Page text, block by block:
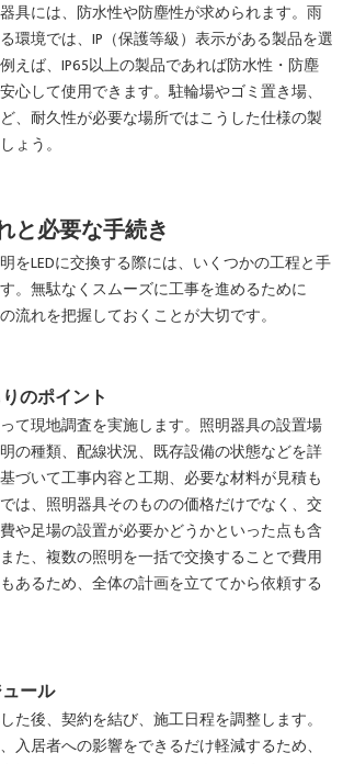
具には、防水性や防塵性が求められます。雨
環境では、IP（保護等級）表示がある製品を選
えば、IP65以上の製品であれば防水性・防塵
心して使用できます。駐輪場やゴミ置き場、
、耐久性が必要な場所ではこうした仕様の製
ょう。
と必要な手続き
をLEDに交換する際には、いくつかの工程と手
。無駄なくスムーズに工事を進めるために
流れを把握しておくことが大切です。
のポイント
て現地調査を実施します。照明器具の設置場
の種類、配線状況、既存設備の状態などを詳
づいて工事内容と工期、必要な材料が見積も
は、照明器具そのものの価格だけでなく、交
や足場の設置が必要かどうかといった点も含
た、複数の照明を一括で交換することで費用
あるため、全体の計画を立ててから依頼する
ール
た後、契約を結び、施工日程を調整します。
入居者への影響をできるだけ軽減するため、